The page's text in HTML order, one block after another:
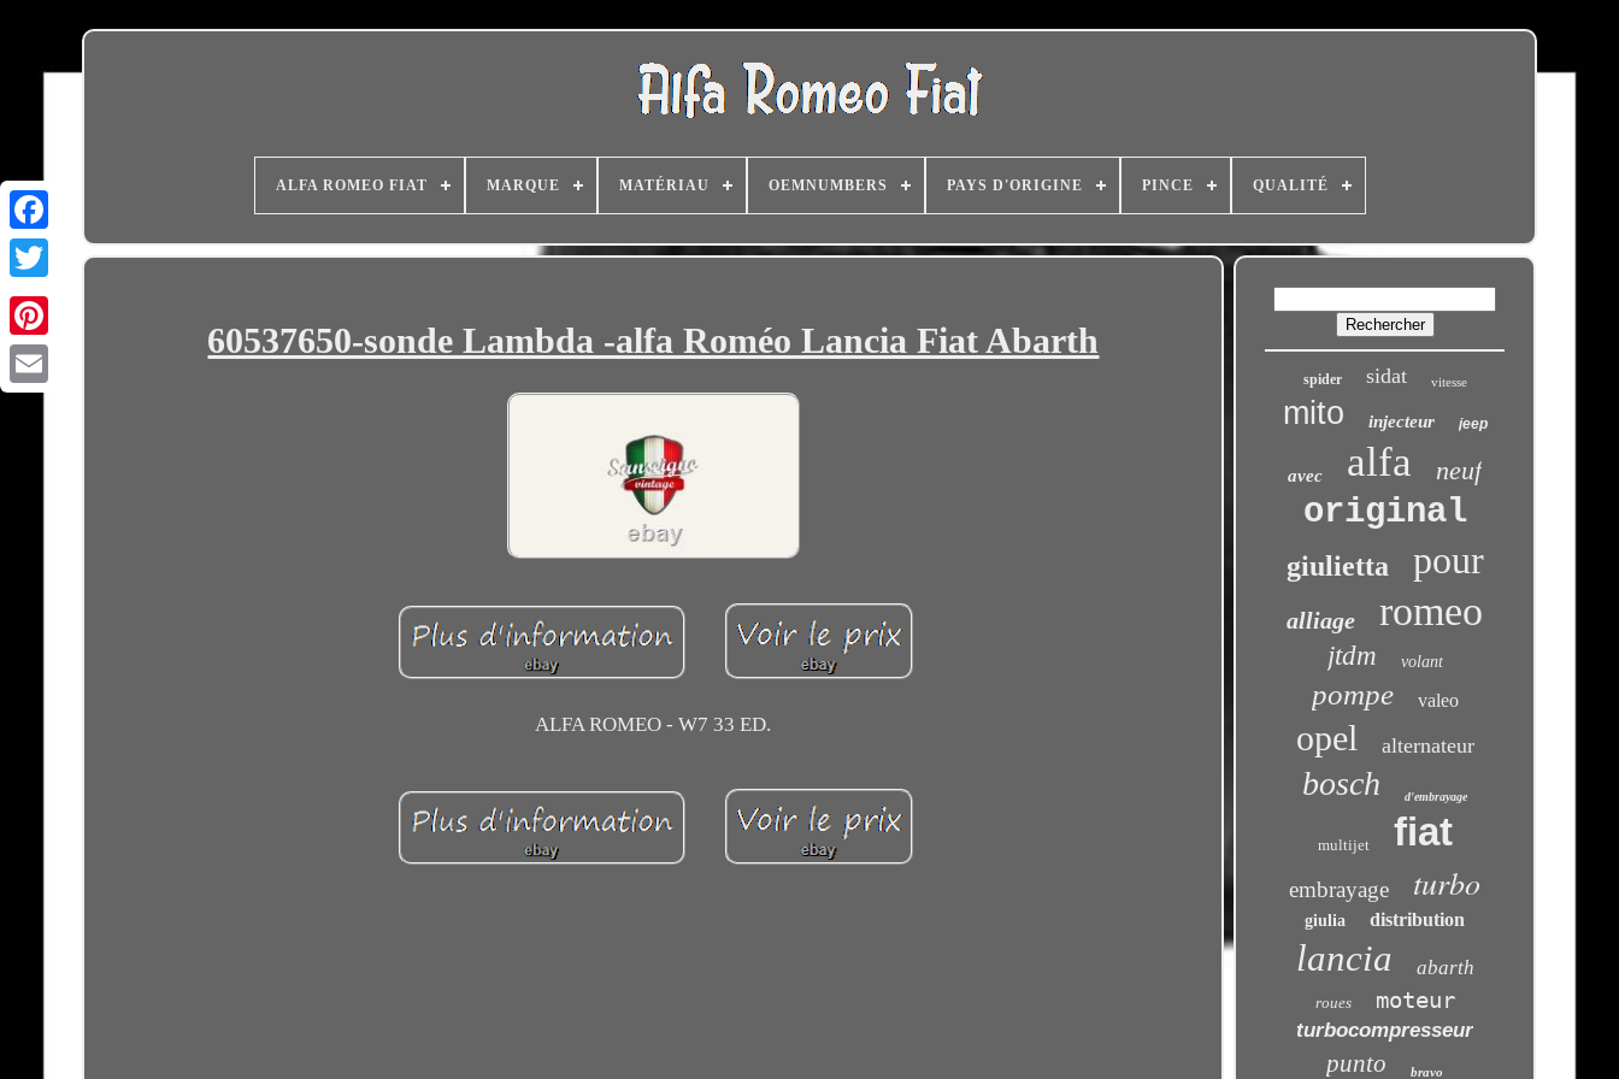
ALFA ROMEO FIAT MARQUE MATÉRIAU OEMNUMBERS PAYS D'ORIGINE PINCE QUALITÉ
60537650-sonde Lambda -alfa Roméo Lancia Fiat Abarth
ALFA ROMEO - W7 33 ED.
spider sidat vitesse
mito injecteur jeep
avec alfa neuf
original
giulietta pour
alliage romeo
jtdm volant
pompe valeo
opel alternateur
bosch d'embrayage
multijet fiat
embrayage turbo
giulia distribution
lancia abarth
roues moteur
turbocompresseur
punto bravo